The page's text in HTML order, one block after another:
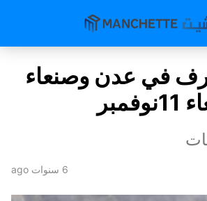
في عدن وصنعاء
6 سنوات ago